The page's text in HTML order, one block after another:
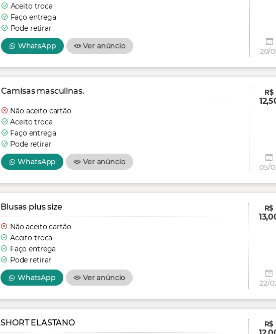
Aceito troca
Faço entrega
Pode retirar
WhatsApp
Ver anúncio
20/
Camisas masculinas.
Não aceito cartão
Aceito troca
Faço entrega
Pode retirar
WhatsApp
Ver anúncio
R$
05/
Blusas plus size
Não aceito cartão
Aceito troca
Faço entrega
Pode retirar
WhatsApp
Ver anúncio
R$
22/
SHORT ELASTANO R$